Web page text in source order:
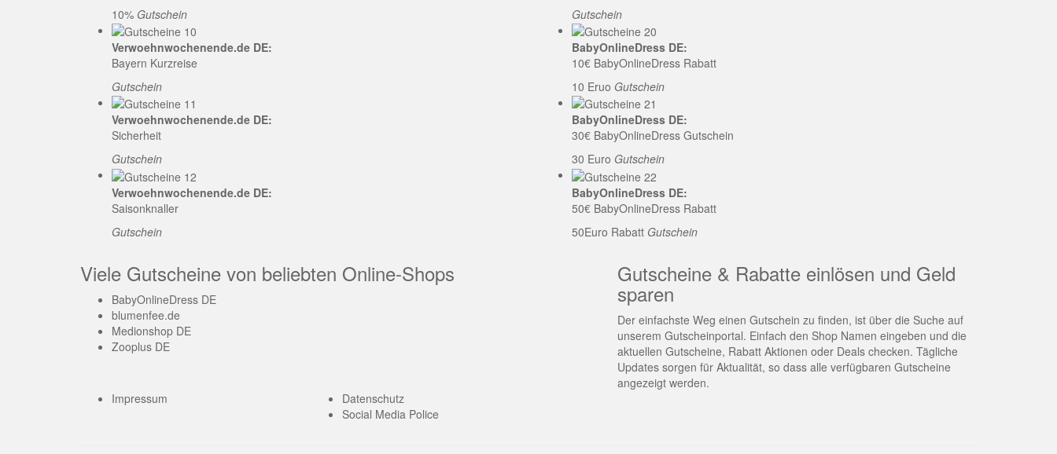
10% Gutschein
Verwoehnwochenende.de DE:
Bayern Kurzreise
Gutschein
Verwoehnwochenende.de DE:
Sicherheit
Gutschein
Verwoehnwochenende.de DE:
Saisonknaller
Gutschein
Gutschein
BabyOnlineDress DE:
10€ BabyOnlineDress Rabatt
10 Eruo Gutschein
BabyOnlineDress DE:
30€ BabyOnlineDress Gutschein
30 Euro Gutschein
BabyOnlineDress DE:
50€ BabyOnlineDress Rabatt
50Euro Rabatt Gutschein
Viele Gutscheine von beliebten Online-Shops
BabyOnlineDress DE
blumenfee.de
Medionshop DE
Zooplus DE
Gutscheine & Rabatte einlösen und Geld
sparen
Der einfachste Weg einen Gutschein zu finden, ist über die Suche auf
unserem Gutscheinportal. Einfach den Shop Namen eingeben und die
aktuellen Gutscheine, Rabatt Aktionen oder Deals checken. Tägliche
Updates sorgen für Aktualität, so dass alle verfügbaren Gutscheine
angezeigt werden.
Impressum
Datenschutz
Social Media Police